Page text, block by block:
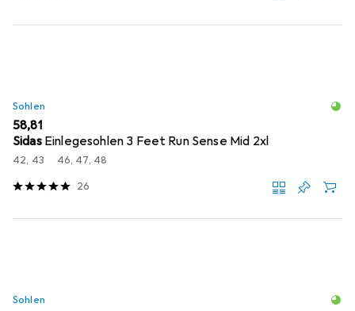
Sohlen
EUR
58,81
Sidas Einlegesohlen 3 Feet Run Sense Mid 2xl
42, 43 46, 47, 48
26
Sohlen